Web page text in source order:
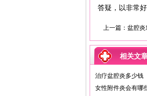
答疑，以非常
上一篇： 盆腔炎
相关文
治疗盆腔炎多少钱
女性附件炎会有哪